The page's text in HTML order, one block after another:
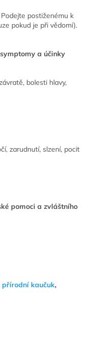
Podejte postiženému k
pokud je při vědomí).
a účinky
bolesti hlavy,
zarudnutí, slzení, pocit
pomoci a zvláštního
přírodní kaučuk,